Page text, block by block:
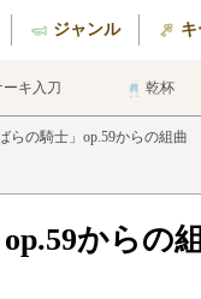
ジャンル キ
ーキ入刀 乾杯
らの騎士」op.59からの組曲
からの